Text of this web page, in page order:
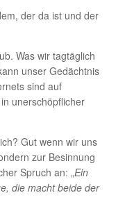
der da ist und der
Was wir tagtäglich
unser Gedächtnis
sind auf
unerschöpflicher
Gut wenn wir uns
zur Besinnung
Spruch an: „Ein
die macht beide der